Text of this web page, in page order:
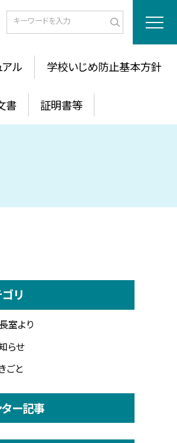
ル 学校いじめ防止基本方針
書 証明書等
リ
室より
らせ
ごと
ー記事